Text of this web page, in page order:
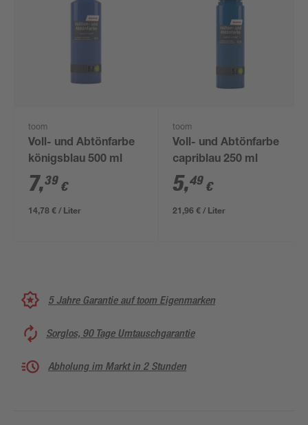
toom
Voll- und Abtönfarbe
königsblau 500 ml
7,39 €
14,78 € / Liter
toom
Voll- und Abtönfarbe
capriblau 250 ml
5,49 €
21,96 € / Liter
5 Jahre Garantie auf toom Eigenmarken
Sorglos, 90 Tage Umtauschgarantie
Abholung im Markt in 2 Stunden